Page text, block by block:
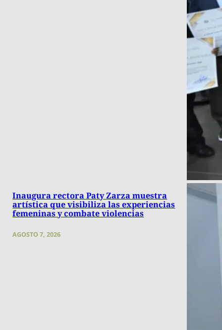
Inaugura rectora Paty Zarza muestra
artística que visibiliza las experiencias
femeninas y combate violencias
AGOSTO 7, 2026